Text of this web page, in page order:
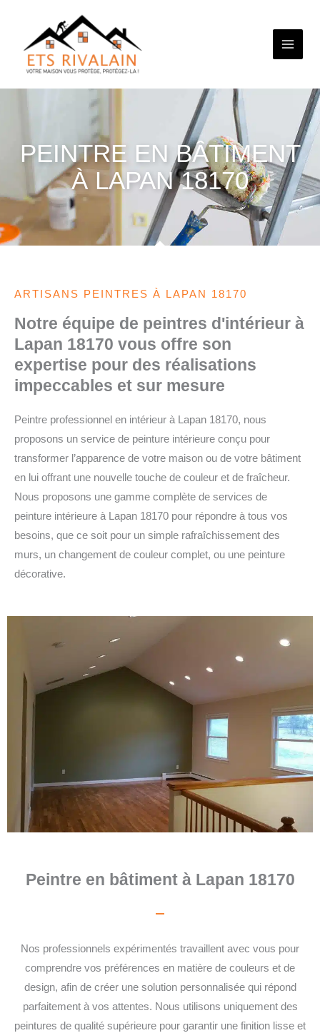
contenu
PEINTRE EN BÂTIMENT
À LAPAN 18170
ARTISANS PEINTRES À LAPAN 18170
Notre équipe de peintres d'intérieur à
Lapan 18170 vous offre son
expertise pour des réalisations
impeccables et sur mesure
Peintre professionnel en intérieur à Lapan 18170, nous
proposons un service de peinture intérieure conçu pour
transformer l’apparence de votre maison ou de votre bâtiment
en lui offrant une nouvelle touche de couleur et de fraîcheur.
Nous proposons une gamme complète de services de
peinture intérieure à Lapan 18170 pour répondre à tous vos
besoins, que ce soit pour un simple rafraîchissement des
murs, un changement de couleur complet, ou une peinture
décorative.
Peintre en bâtiment à Lapan 18170
Nos professionnels expérimentés travaillent avec vous pour
comprendre vos préférences en matière de couleurs et de
design, afin de créer une solution personnalisée qui répond
parfaitement à vos attentes. Nous utilisons uniquement des
peintures de qualité supérieure pour garantir une finition lisse et